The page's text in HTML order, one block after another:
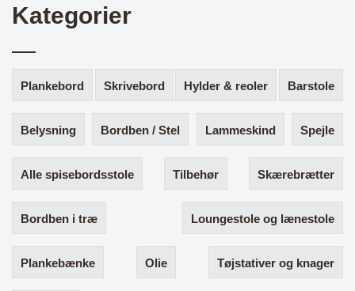
Kategorier
Plankebord Skrivebord Hylder & reoler Barstole
Belysning Bordben / Stel Lammeskind Spejle
Alle spisebordsstole Tilbehør Skærebrætter
Bordben i træ Loungestole og lænestole
Plankebænke Olie Tøjstativer og knager